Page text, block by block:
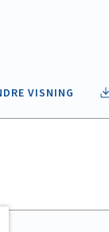
VISNING